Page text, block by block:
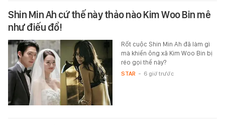
Shin Min Ah cứ thế này thảo nào Kim Woo Bin mê
như điếu đổ!
Rốt cuộc Shin Min Ah đã làm gì
mà khiến ông xã Kim Woo Bin bị
réo gọi thế này?
STAR - 6 giờ trước